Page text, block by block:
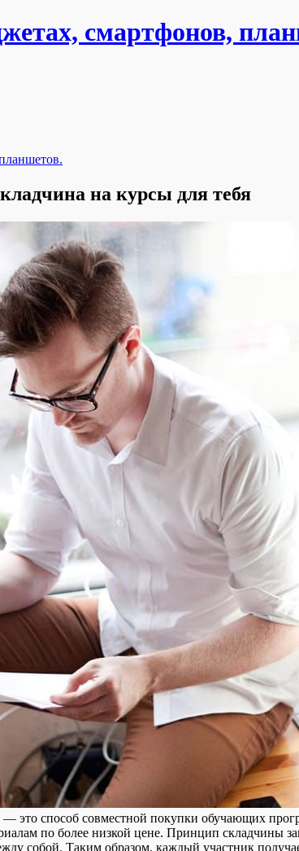
смартфонов,
на курсы для тебя
это способ совместной покупки обучающих
по более низкой цене. Принцип складчины
собой. Таким образом, каждый участник